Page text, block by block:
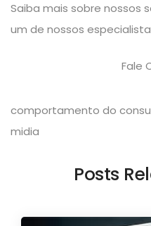
Saiba mais sobre nossos
um de nossos
Fale
comportamento do
midia
Posts